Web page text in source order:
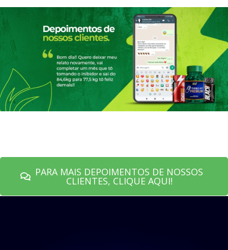
PARA MAIS DEPOIMENTOS DE NOSSOS
CLIENTES, CLIQUE AQUI!